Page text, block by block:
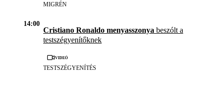
MIGRÉN
14:00
Cristiano Ronaldo menyasszonya beszólt a
testszégyenítőknek
Videó
TESTSZÉGYENÍTÉS